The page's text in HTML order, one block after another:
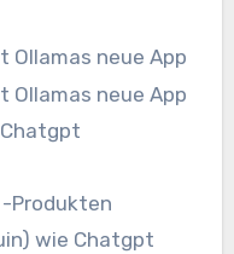
-Produkten
wie Chatgpt